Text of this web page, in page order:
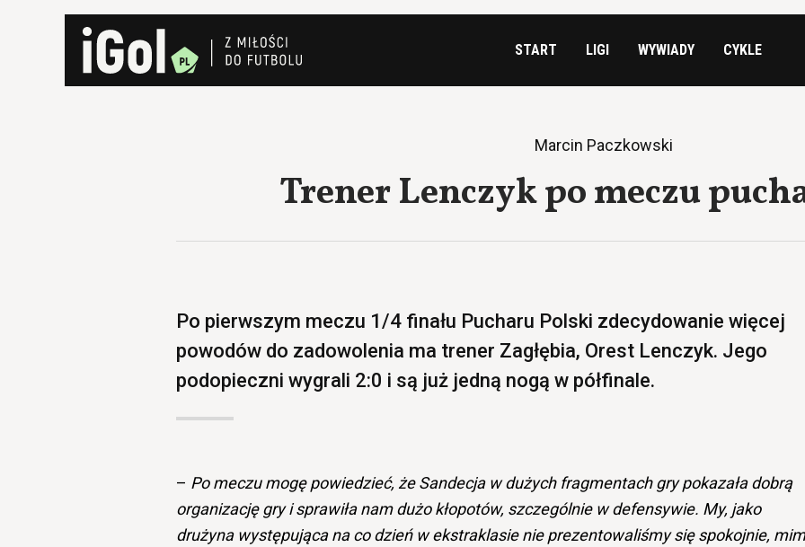
START LIGI WYWIADY CYKLE
Marcin Paczkowski
Trener Lenczyk po meczu
Po pierwszym meczu 1/4 finału Pucharu Polski zdecydowanie więcej
powodów do zadowolenia ma trener Zagłębia, Orest Lenczyk. Jego
podopieczni wygrali 2:0 i są już jedną nogą w półfinale.
– Po meczu mogę powiedzieć, że Sandecja w dużych fragmentach gry pokazała dobrą
organizację gry i sprawiła nam dużo kłopotów, szczególnie w defensywie. My, jako
drużyna występująca na co dzień w ekstraklasie nie prezentowaliśmy się spokojnie,